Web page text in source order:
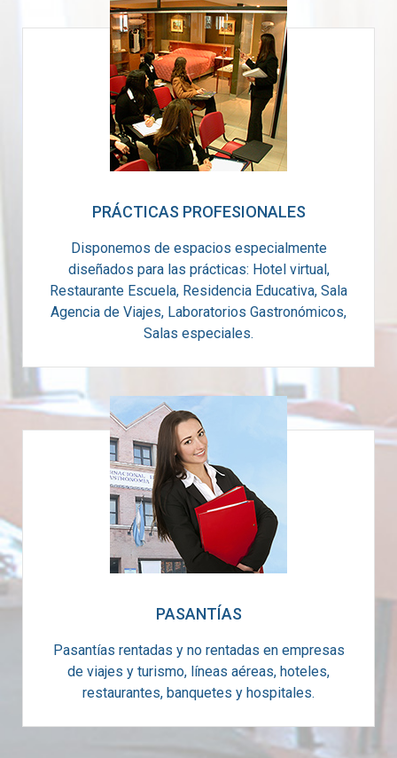
PRÁCTICAS PROFESIONALES
Disponemos de espacios especialmente
diseñados para las prácticas: Hotel virtual,
Restaurante Escuela, Residencia Educativa, Sala
Agencia de Viajes, Laboratorios Gastronómicos,
Salas especiales.
PASANTÍAS
Pasantías rentadas y no rentadas en empresas
de viajes y turismo, líneas aéreas, hoteles,
restaurantes, banquetes y hospitales.